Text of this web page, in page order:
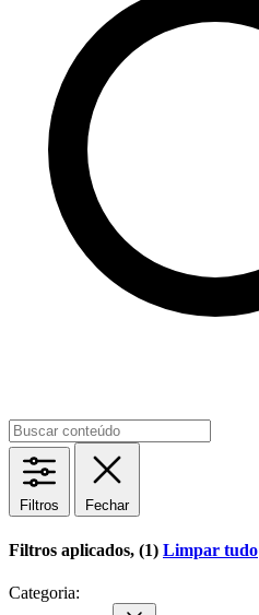
Filtros Fechar
Filtros aplicados, (1) Limpar tudo
Categoria: